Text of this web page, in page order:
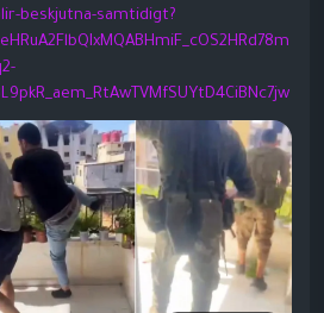
beskjutna-samtidigt?